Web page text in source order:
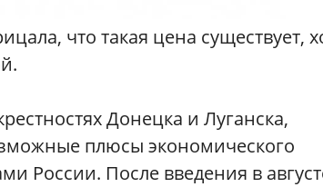
что такая цена существует,
Донецка и Луганска,
плюсы экономического
России. После введения в